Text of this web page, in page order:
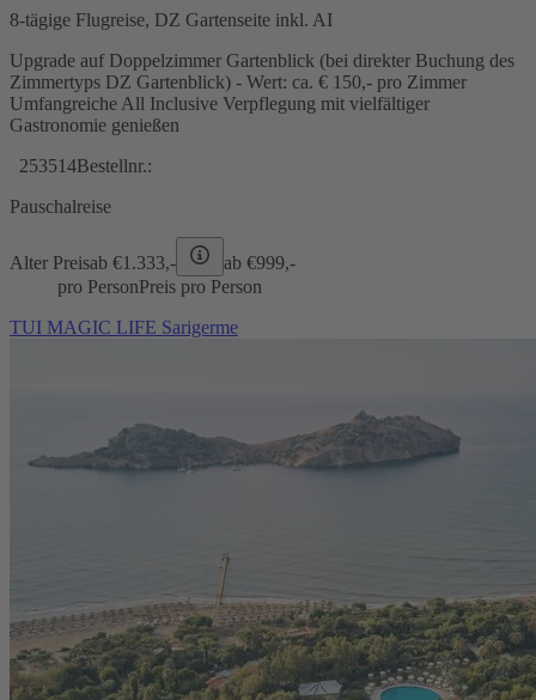
8-tägige Flugreise, DZ Gartenseite inkl. AI
Upgrade auf Doppelzimmer Gartenblick (bei direkter Buchung des
Zimmertyps DZ Gartenblick) - Wert: ca. € 150,- pro Zimmer
Umfangreiche All Inclusive Verpflegung mit vielfältiger
Gastronomie genießen
253514Bestellnr.:
Pauschalreise
Alter Preisab €1.333,- ab €999,-
pro PersonPreis pro Person
TUI MAGIC LIFE Sarigerme